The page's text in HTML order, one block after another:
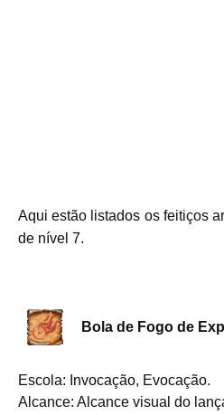
Aqui estão listados os feitiços
de nível 7.
Bola de Fogo de
Escola: Invocação, Evocação.
Alcance: Alcance visual do